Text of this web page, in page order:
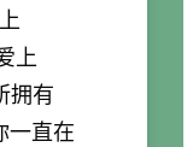
上
拥有
一直在